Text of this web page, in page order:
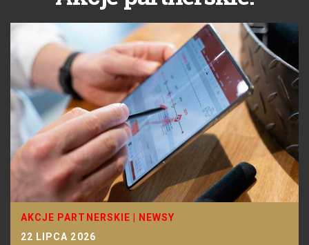
AKCJE PARTNERSKIE
NEWSY
22 LIPCA 2026